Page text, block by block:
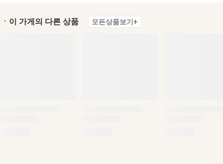
ㆍ이 가게의 다른 상품 모든상품보기+